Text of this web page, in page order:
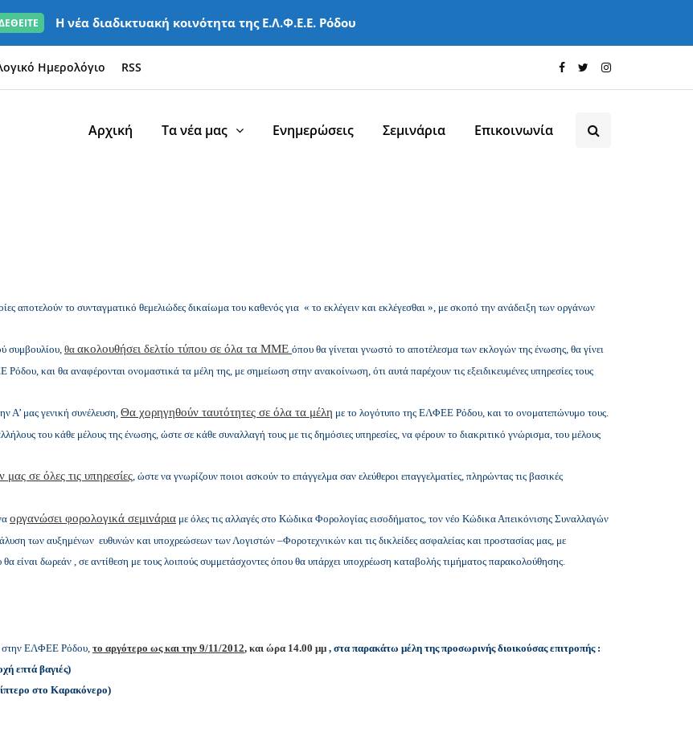
Η νέα διαδικτυακή κοινότητα της Ε.Λ.Φ.Ε.Ε. Ρόδου
Ημερολόγιο RSS
Αρχική Τα νέα μας Ενημερώσεις Σεμινάρια Επικοινωνία
αποτελούν το συνταγματικό θεμελιώδες δικαίωμα του καθενός για « το εκλέγειν και εκλέγεσθαι », με σκοπό την ανάδειξη των οργάνων
συμβουλίου,θα ακολουθήσει δελτίο τύπου σε όλα τα ΜΜΕ όπου θα γίνεται γνωστό το αποτέλεσμα των εκλογών της ένωσης, θα γίνει
και θα αναφέρονται ονομαστικά τα μέλη της, με σημείωση στην ανακοίνωση, ότι αυτά παρέχουν τις εξειδικευμένες υπηρεσίες τους
Α’ μας γενική συνέλευση, Θα χορηγηθούν ταυτότητες σε όλα τα μέλη με το λογότυπο της ΕΛΦΕΕ Ρόδου, και το ονοματεπώνυμο τους.
του κάθε μέλους της ένωσης, ώστε σε κάθε συναλλαγή τους με τις δημόσιες υπηρεσίες, να φέρουν το διακριτικό γνώρισμα, του μέλους
σε όλες τις υπηρεσίες, ώστε να γνωρίζουν ποιοι ασκούν το επάγγελμα σαν ελεύθεροι επαγγελματίες, πληρώντας τις βασικές
οργανώσει φορολογικά σεμινάρια με όλες τις αλλαγές στο Κώδικα Φορολογίας εισοδήματος, τον νέο Κώδικα Απεικόνισης Συναλλαγών
των αυξημένων ευθυνών και υποχρεώσεων των Λογιστών –Φοροτεχνικών και τις δικλείδες ασφαλείας και προστασίας μας, με
δωρεάν , σε αντίθεση με τους λοιπούς συμμετάσχοντες όπουθα υπάρχει υποχρέωση καταβολής τιμήματος παρακολούθησης.
στην ΕΛΦΕΕ Ρόδου, το αργότερο ως και την 9/11/2012, και ώρα 14.00 μμ , στα παρακάτω μέλη της προσωρινής διοικούσας επιτροπής :
επτά βαγιές)
στο Καρακόνερο)